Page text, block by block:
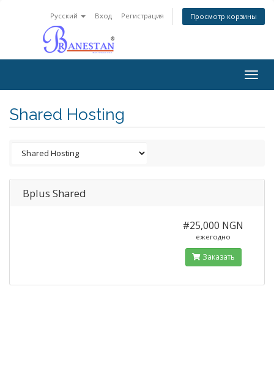
Русский Вход Регистрация Просмотр корзины
Shared Hosting
Bplus Shared
#25,000 NGN
ежегодно
Заказать